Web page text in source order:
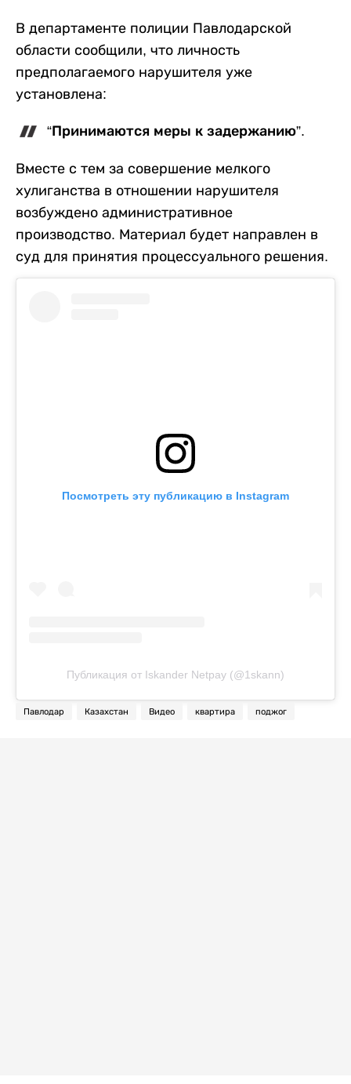
В департаменте полиции Павлодарской
области сообщили, что личность
предполагаемого нарушителя уже
установлена:
“Принимаются меры к задержанию”.
Вместе с тем за совершение мелкого
хулиганства в отношении нарушителя
возбуждено административное
производство. Материал будет направлен в
суд для принятия процессуального решения.
Посмотреть эту публикацию в Instagram
Публикация от Iskander Netpay (@1skann)
Павлодар Казахстан Видео квартира поджог